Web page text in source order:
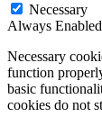
Necessary
Always Enabled
Necessary
function
basic
cookies do not